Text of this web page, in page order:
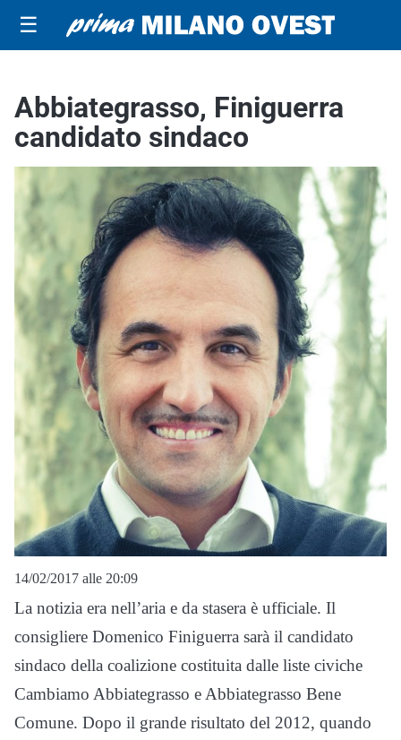
☰
Abbiategrasso, Finiguerra
candidato sindaco
14/02/2017 alle 20:09
La notizia era nell’aria e da stasera è ufficiale. Il
consigliere Domenico Finiguerra sarà il candidato
sindaco della coalizione costituita dalle liste civiche
Cambiamo Abbiategrasso e Abbiategrasso Bene
Comune. Dopo il grande risultato del 2012, quando